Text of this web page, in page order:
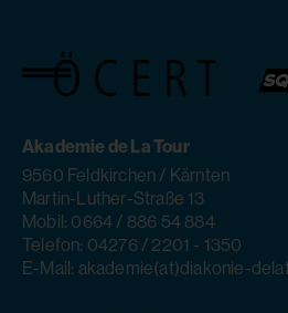
Akademie de La Tour
9560 Feldkirchen / Kärnten
Martin-Luther-Straße 13
Mobil: 0664 / 886 54 884
Telefon: 04276 / 2201 - 1350
E-Mail: akademie(at)diakonie-